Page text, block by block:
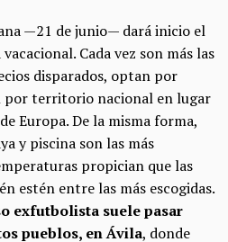
—21 de junio— dará inicio el
Cada vez son más las
disparados, optan por
por territorio nacional en lugar
Europa. De la misma forma,
y piscina son las más
propician que las
estén entre las más escogidas.
exfutbolista suele pasar
pueblos, en Ávila, donde